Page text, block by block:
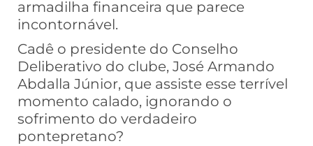
armadilha financeira que parece
incontornável.
Cadê o presidente do Conselho
Deliberativo do clube, José Armando
Abdalla Júnior, que assiste esse terrível
momento calado, ignorando o
sofrimento do verdadeiro
pontepretano?